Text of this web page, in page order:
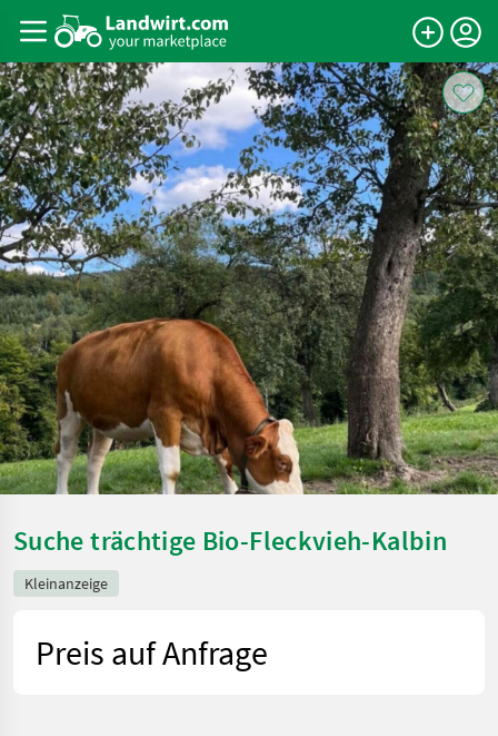
Suche trächtige Bio-Fleckvieh-Kalbin
Kleinanzeige
Preis auf Anfrage